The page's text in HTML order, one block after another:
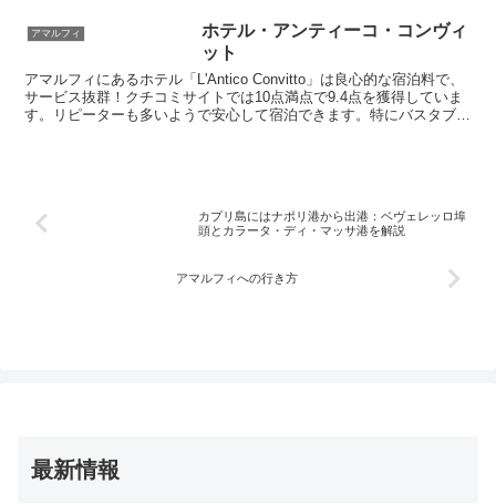
す。カプリ島行きの船もでています。お
得な割引チケットの情報など、旅行に欠
かせない歩き方を発信します
アマルフィ
ホテル・アンティーコ・コンヴィ
ット
アマルフィにあるホテル「L'Antico Convitto」は良心的な宿泊料で、
サービス抜群！クチコミサイトでは10点満点で9.4点を獲得していま
す。リピーターも多いようで安心して宿泊できます。特にバスタブ付
カプリ島にはナポリ港から出港：ベヴェレッロ埠
頭とカラータ・ディ・マッサ港を解説
アマルフィへの行き方
最新情報